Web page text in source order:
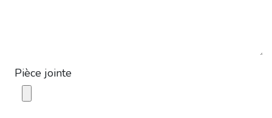
Pièce jointe